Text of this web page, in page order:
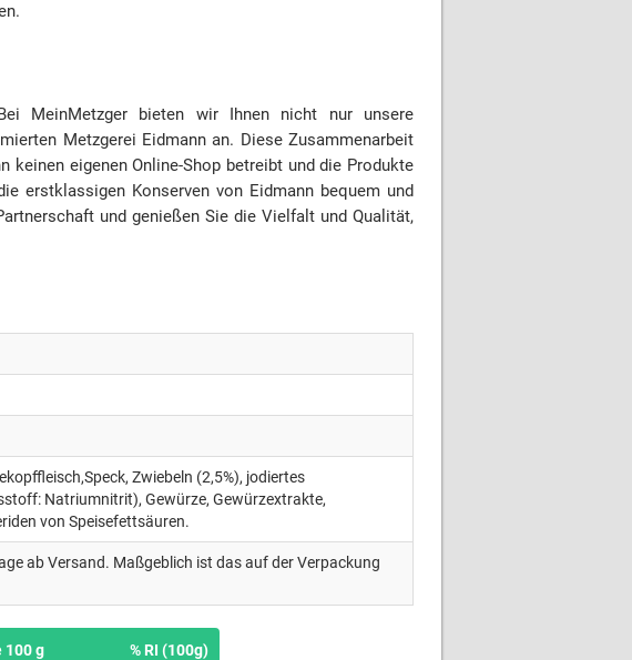
MeinMetzger bieten wir Ihnen nicht nur unsere
Metzgerei Eidmann an. Diese Zusammenarbeit
eigenen Online-Shop betreibt und die Produkte
erstklassigen Konserven von Eidmann bequem und
und genießen Sie die Vielfalt und Qualität,
Zwiebeln (2,5%), jodiertes
Natriumnitrit), Gewürze, Gewürzextrakte,
von Speisefettsäuren.
ab Versand. Maßgeblich ist das auf der Verpackung
100 g % RI (100g)